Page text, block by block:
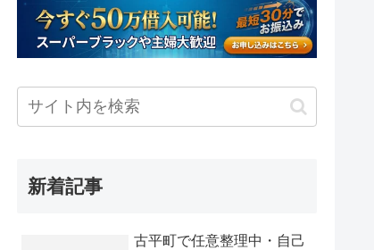
新着記事
古平町で任意整理中・自己